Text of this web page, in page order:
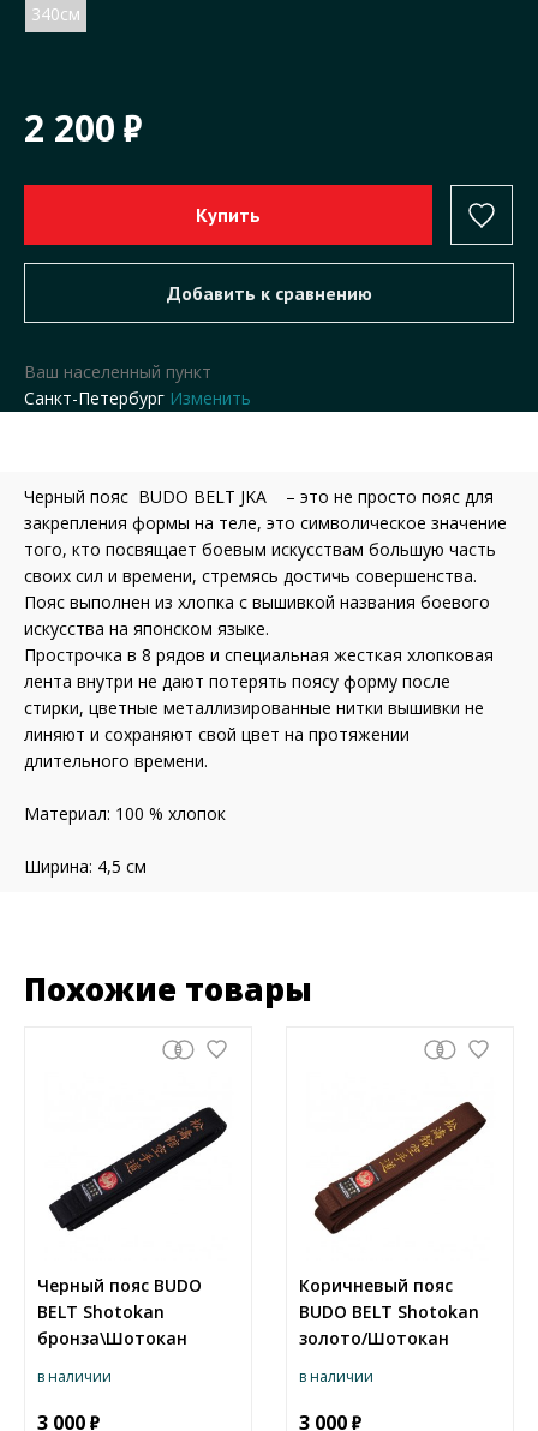
340см
2 200
Ваш населенный пункт
Санкт-Петербург Изменить
Черный пояс BUDO BELT JKA – это не просто пояс для
закрепления формы на теле, это символическое значение
того, кто посвящает боевым искусствам большую часть
своих сил и времени, стремясь достичь совершенства.
Пояс выполнен из хлопка с вышивкой названия боевого
искусства на японском языке.
Прострочка в 8 рядов и специальная жесткая хлопковая
лента внутри не дают потерять поясу форму после
стирки, цветные металлизированные нитки вышивки не
линяют и сохраняют свой цвет на протяжении
длительного времени.
Материал: 100 % хлопок
Ширина: 4,5 см
Похожие товары
Черный пояс BUDO
BELT Shotokan
бронза\Шотокан
в наличии
3 000
Коричневый пояс
BUDO BELT Shotokan
золото/Шотокан
в наличии
3 000